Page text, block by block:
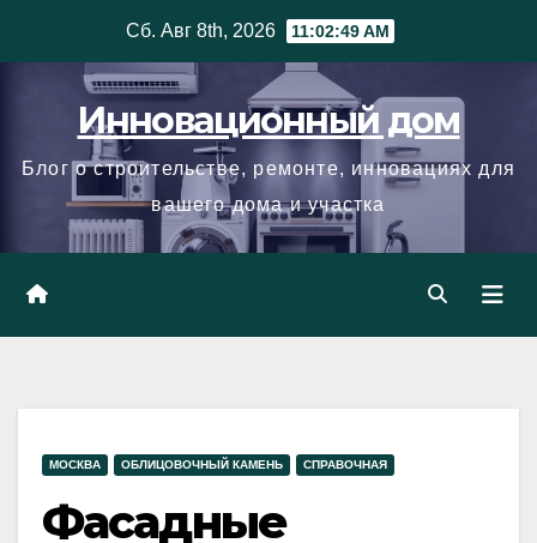
Сб. Авг 8th, 2026 11:02:50 AM
Инновационный дом
Блог о строительстве, ремонте, инновациях для
вашего дома и участка
МОСКВА ОБЛИЦОВОЧНЫЙ КАМЕНЬ СПРАВОЧНАЯ
Фасадные